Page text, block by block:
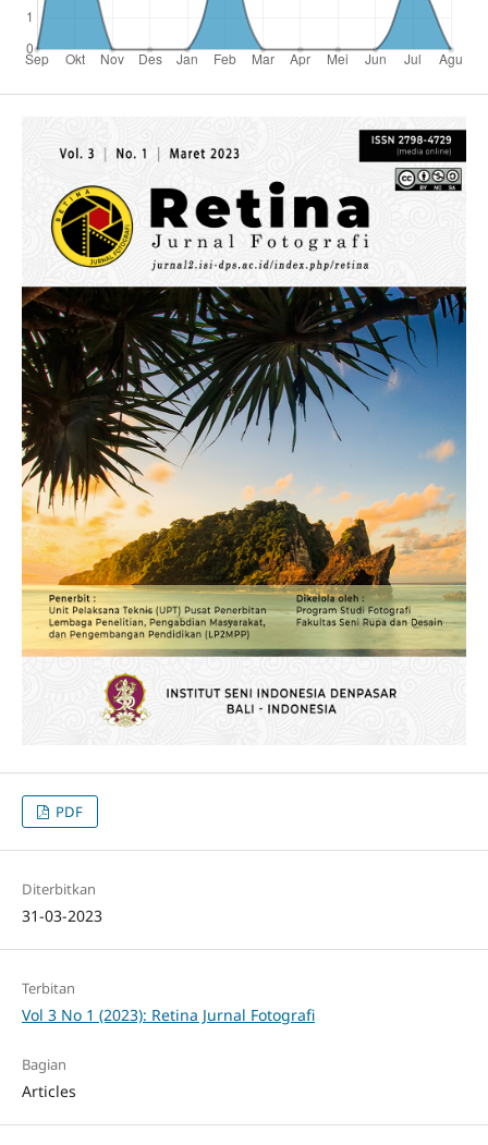
PDF
Diterbitkan
31-03-2023
Terbitan
Vol 3 No 1 (2023): Retina Jurnal Fotografi
Bagian
Articles